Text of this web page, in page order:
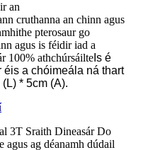
an
cruthanna an chinn agus
pterosaur go
agus is féidir iad a
100% athchúrsáilte Is é
éis a chóimeála ná thart
* 5cm (A).